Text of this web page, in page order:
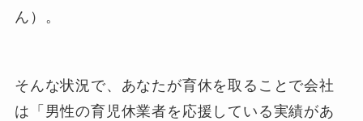
ん）。
そんな状況で、あなたが育休を取ることで会社
は「男性の育児休業者を応援している実績があ